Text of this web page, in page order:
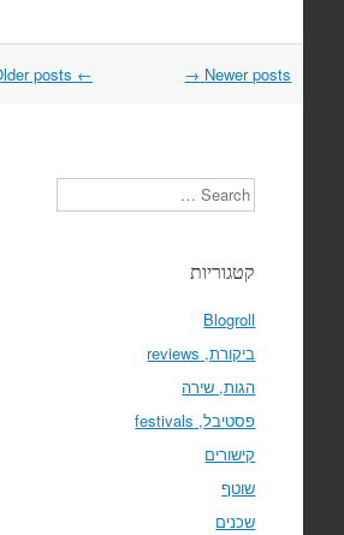
Post
← Newer posts
→
Search
קטגוריות
Blogroll
ביקורת, reviews
הגות, שירה
פסטיבל, festivals
קישורים
שוטף
שכנים